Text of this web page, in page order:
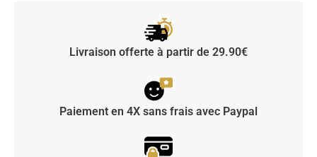
Livraison offerte à partir de 29.90€
Paiement en 4X sans frais avec Paypal